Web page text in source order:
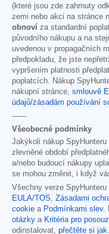
(které jsou zde zahrnuty
zemi nebo akci na stránce
obnoví za standardní
původního nákupu a na
uvedenou v propagačních
předpokladu, že jste
vypršením platnosti
poplatcích. Nákup
nákupní stránce, smlouvě
údajů/zásadám používání
------
Všeobecné podmínky
Jakýkoli nákup
zlevněné období
a/nebo budoucí nákupy
se mohou změnit, i když
Všechny verze
EULA/TOS, Zásadami
cookie a Podmínkami slev.
otázky a Kritéria pro
odinstalovat, přečtěte si jak.